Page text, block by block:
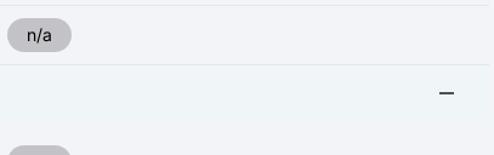
n/a